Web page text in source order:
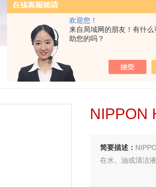
欢迎您！
来自局域网的朋友！有什么
助您的吗？
产品中心>
NIPPON
简要描述：
在水、油或清洁